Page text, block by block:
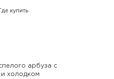
Где купить
арбуза с
и холодком